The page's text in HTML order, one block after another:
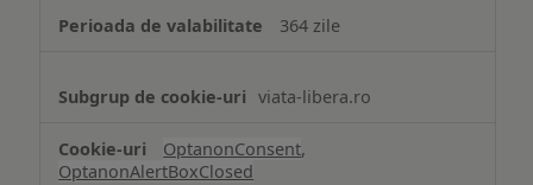
364 zile
viata-libera.ro
OptanonConsent,
OptanonAlertBoxClosed